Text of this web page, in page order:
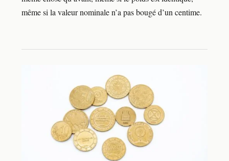
même si la valeur nominale n’a pas bougé d’un centime.